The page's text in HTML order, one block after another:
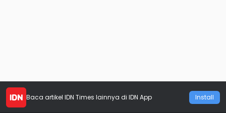
Baca artikel IDN Times lainnya di IDN App Install